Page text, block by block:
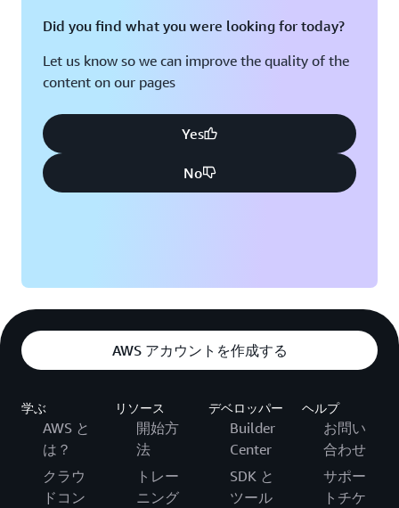
Did you find what you were looking for today?
Let us know so we can improve the quality of the
content on our pages
Yes
No
AWS アカウントを作成する
学ぶ
AWS と
は？
クラウ
ドコン
リソース
開始方
法
トレー
ニング
デベロッパー
Builder
Center
SDK と
ツール
ヘルプ
お問い
合わせ
サポー
トチケ